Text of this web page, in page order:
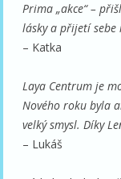
Prima „akce“ –
lásky a přijetí sebe
– Katka
Laya Centrum je
Nového roku byla
velký smysl. Díky
– Lukáš